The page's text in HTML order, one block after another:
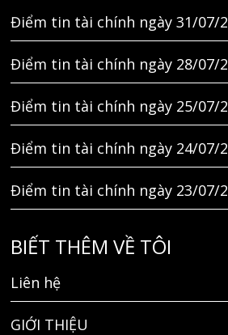
Điểm tin tài chính ngày 31/07/
Điểm tin tài chính ngày 28/07/
Điểm tin tài chính ngày 25/07/
Điểm tin tài chính ngày 24/07/
Điểm tin tài chính ngày 23/07/
BIẾT THÊM VỀ TÔI
Liên hệ
GIỚI THIỆU